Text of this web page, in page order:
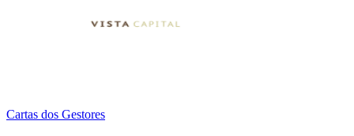
Cartas dos Gestores